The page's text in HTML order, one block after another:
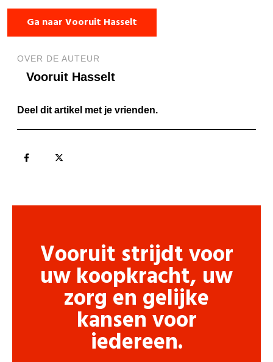
Ga naar Vooruit Hasselt
OVER DE AUTEUR
Vooruit Hasselt
Deel dit artikel met je vrienden.
Vooruit strijdt voor
uw koopkracht, uw
zorg en gelijke
kansen voor
iedereen.